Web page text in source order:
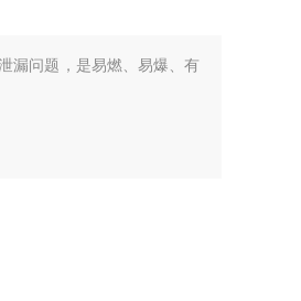
漏问题，是易燃、易爆、有